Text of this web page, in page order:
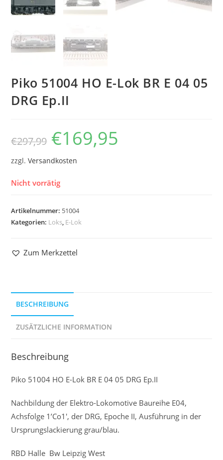
Piko 51004 HO E-Lok BR E 04 05
DRG Ep.II
€297,99 €169,95
zzgl.Versandkosten
Nicht vorrätig
Artikelnummer: 51004
Kategorien: Loks, E-Lok
Zum Merkzettel
BESCHREIBUNG
ZUSÄTZLICHE INFORMATION
Beschreibung
Piko 51004 HO E-Lok BR E 04 05 DRG Ep.II
Nachbildung der Elektro-Lokomotive Baureihe E04,
Achsfolge 1’Co1′, der DRG, Epoche II, Ausführung in der
Ursprungslackierung grau/blau.
RBD Halle Bw Leipzig West